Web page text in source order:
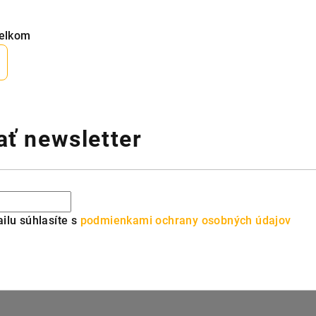
newsletter
súhlasíte s podmienkami ochrany osobných údajov